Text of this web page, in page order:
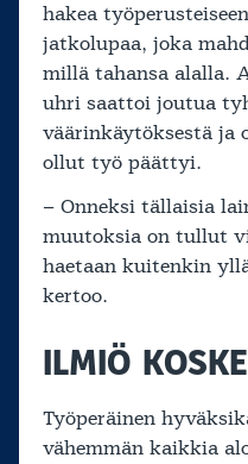
hakea
jatkolupaa, joka
millä tahansa alalla.
uhri saattoi joutua
väärinkäytöksestä ja
ollut työ päättyi.
– Onneksi tällaisia
muutoksia on tullut
haetaan kuitenkin
kertoo.
ILMIÖ
Työperäinen
vähemmän kaikkia